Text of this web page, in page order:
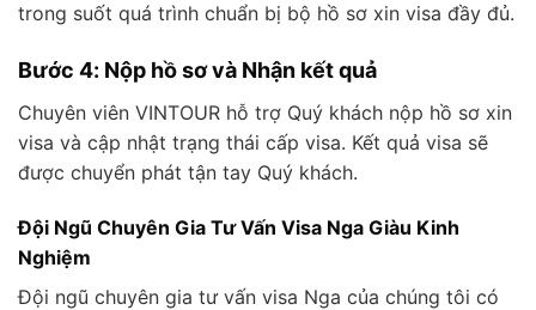
trong suốt quá trình chuẩn bị bộ hồ sơ xin visa đầy đủ.
Bước 4: Nộp hồ sơ và Nhận kết quả
Chuyên viên VINTOUR hỗ trợ Quý khách nộp hồ sơ xin
visa và cập nhật trạng thái cấp visa. Kết quả visa sẽ
được chuyển phát tận tay Quý khách.
Đội Ngũ Chuyên Gia Tư Vấn Visa Nga Giàu Kinh
Nghiệm
Đội ngũ chuyên gia tư vấn visa Nga của chúng tôi có